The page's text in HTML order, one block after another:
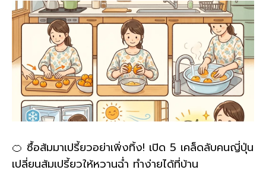
🍊 ซื้อส้มมาเปรี้ยวอย่าเพิ่งทิ้ง! เปิด 5 เคล็ดลับคนญี่ปุ่น
เปลี่ยนส้มเปรี้ยวให้หวานฉ่ำ ทำง่ายได้ที่บ้าน